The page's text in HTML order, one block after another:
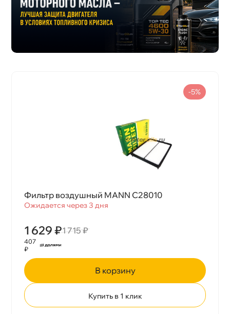
Фильтр воздушный MANN C28010
Ожидается через 3 дня
1 629 ₽1 715 ₽
-5%
407
₽
корзину
Купить в 1 клик